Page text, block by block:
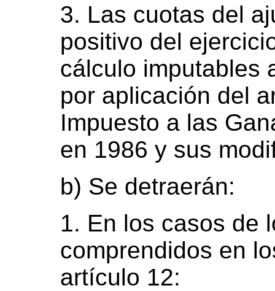
3. Las cuotas del
positivo del
cálculo imputables
por aplicación del
Impuesto a las
en 1986 y sus
b) Se detraerán:
1. En los casos de
comprendidos en
artículo 12: